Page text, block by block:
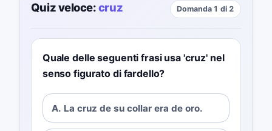
Quiz veloce:cruz Domanda 1 di 2
Quale delle seguenti frasi usa 'cruz' nel
senso figurato di fardello?
A. La cruz de su collar era de oro.